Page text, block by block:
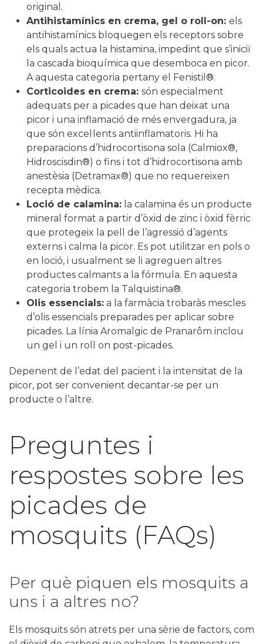
original.
Antihistamínics en crema, gel o roll-on: els
antihistamínics bloquegen els receptors sobre
els quals actua la histamina, impedint que s’iniciï
la cascada bioquímica que desemboca en picor.
A aquesta categoria pertany el Fenistil®.
Corticoides en crema: són especialment
adequats per a picades que han deixat una
picor i una inflamació de més envergadura, ja
que són excel·lents antiinflamatoris. Hi ha
preparacions d’hidrocortisona sola (Calmiox®,
Hidroscisdin®) o fins i tot d’hidrocortisona amb
anestèsia (Detramax®) que no requereixen
recepta mèdica.
Loció de calamina: la calamina és un producte
mineral format a partir d’òxid de zinc i òxid fèrric
que protegeix la pell de l’agressió d’agents
externs i calma la picor. Es pot utilitzar en pols o
en loció, i usualment se li agreguen altres
productes calmants a la fórmula. En aquesta
categoria trobem la Talquistina®.
Olis essencials: a la farmàcia trobaràs mescles
d’olis essencials preparades per aplicar sobre
picades. La línia Aromalgic de Pranarôm inclou
un gel i un roll on post-picades.
Depenent de l’edat del pacient i la intensitat de la
picor, pot ser convenient decantar-se per un
producte o l’altre.
Preguntes i
respostes sobre les
picades de
mosquits (FAQs)
Per què piquen els mosquits a
uns i a altres no?
Els mosquits són atrets per una sèrie de factors, com